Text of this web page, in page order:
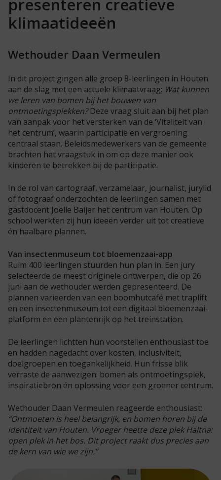
klimaatideeën
Wethouder Daan Vermeulen
In dit project gingen alle groep 8-leerlingen in Houten
aan de slag met een actuele klimaatvraag: Wat kunnen
we leren van bomen bij het bouwen van
ontmoetingsplekken?Deze vraag sluit aan bij het plan
van aanpak voor het versterken van de ‘Vitaliteit van
het centrum’, waarin participatie en vergroening
centraal staan. Beleidsmedewerkers van de gemeente
brachten het vraagstuk in om op deze manier ook
kinderen te betrekken bij de participatie.
In de rol van cartograaf, verzamelaar, journalist, jurylid
of fotograaf onderzochten de leerlingen samen met
gastdocent Joëlle Baijer het centrum van Houten. Op
school werkten zij hun ideeën verder uit tot creatieve
én haalbare plannen.
Van insectenmuseum tot bloemenzaai-app
Ruim 400 leerlingen stuurden hun plan in. Een jury
selecteerde de meest originele ontwerpen, die op 26
juni aan de wethouder werden gepresenteerd. De
plannen varieerden van een boomhutcafé met traplift
en een insectenmuseum tot een digitaal bloemenzaai-
platform en een plantenrijk op het treinstation.
De leerlingen lichtten hun voorstellen enthousiast toe
en hadden nagedacht over kosten, inclusiviteit,
doelgroepen en toegankelijkheid. Hun frisse blik
verraste de aanwezigen: bomen als ontmoetingsplek,
inspiratiebron én oplossing voor een groener centrum.
Wethouder Daan Vermeulen reageerde enthousiast:
“Ontmoeten is heel belangrijk, en bomen horen bij de
identiteit van Houten. Vroeger heette deze plek Haltna:
open plek in het bos. Dit project raakt dus precies aan
de kern van wie we zijn.”